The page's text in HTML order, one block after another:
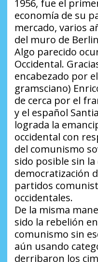
1956, fue el
economía de su
mercado, varios
del muro de
Algo parecido
Occidental.
encabezado por
gramsciano)
de cerca por el
y el español
lograda la
occidental con
del comunismo
sido posible sin la
democratización
partidos
occidentales.
De la misma
sido la rebelión
comunismo sin
aún usando
derribaron los